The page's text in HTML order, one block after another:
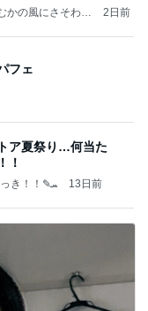
かの風にさそわれ
2日前
フェ
ア夏祭り…何当た
！
高校生Dヲタ Ꭰ-ᎮꭵꭹꭴのDisneyにっき！！✎ܚ 13日前